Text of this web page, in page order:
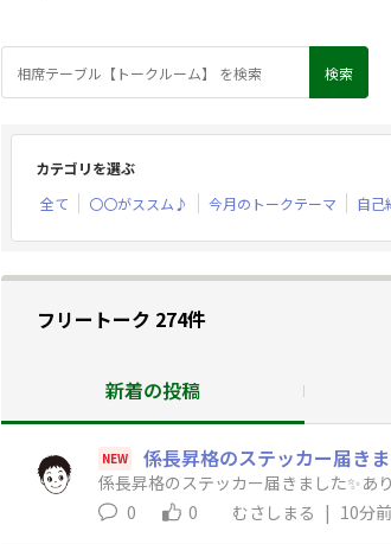
カテゴリを選ぶ
全て
〇〇がススム♪ 今月のトークテーマ 自己
フリートーク 274件
新着の投稿
NEW 係長昇格のステッカー届き
係長昇格のステッカー届きました✨️あ
0
0 むさしまる | 10分前